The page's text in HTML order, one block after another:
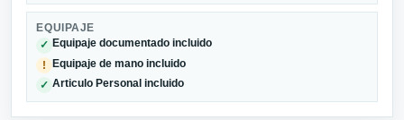
EQUIPAJE
✓ Equipaje documentado incluido
! Equipaje de mano incluido
✓ Articulo Personal incluido